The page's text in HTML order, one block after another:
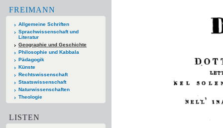
FREIMANN
Allgemeine Schriften
Sprachwissenschaft und
Literatur
Geographie und Geschichte
Philosophie und Kabbala
Pädagogik
Künste
Rechtswissenschaft
Staatswissenschaft
Naturwissenschaften
Theologie
LISTEN